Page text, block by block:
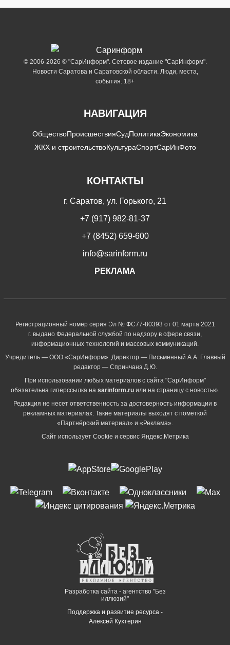
© 2006-2026 © "СарИнформ". Сетевое издание "СарИнформ".
Новости Саратова и Саратовской области. Люди, места,
события. 18+
НАВИГАЦИЯ
ОбществоПроисшествияСудПолитикаЭкономика
ЖКХ и строительствоКультураСпортСарИнФото
КОНТАКТЫ
г. Саратов, ул. Горького, 21
+7 (917) 982-81-37
+7 (8452) 659-600
info@sarinform.ru
РЕКЛАМА
Регистрационный номер серия Эл № ФС77-80393 от 01 марта 2021
г. выдано Федеральной службой по надзору в сфере связи,
информационных технологий и массовых коммуникаций.
Учредитель — ООО «СарИнформ». Директор — Письменный А.А. Главный
редактор — Спринчанэ Д.Ю.
При использовании любых материалов с сайта "СарИнформ"
обязательна гиперссылка на sarinform.ru или на страницу с новостью.
Редакция не несет ответственность за достоверность информации в
рекламных материалах. Такие материалы выходят с пометкой
«Партнёрский материал» и «Реклама».
Сайт использует Cookie и сервиc Яндекс.Метрика
Разработка сайта - агентство "Без
иллюзий"
Поддержка и развитие ресурса -
Алексей Кухтерин